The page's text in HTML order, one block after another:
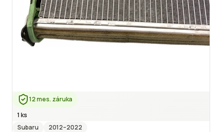
12 mes. záruka
1 ks
Subaru
2012–2022